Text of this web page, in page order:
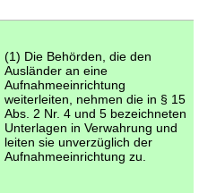
(1) Die Behörden, die den
Ausländer an eine
Aufnahmeeinrichtung
weiterleiten, nehmen die in § 15
Abs. 2 Nr. 4 und 5 bezeichneten
Unterlagen in Verwahrung und
leiten sie unverzüglich der
Aufnahmeeinrichtung zu.